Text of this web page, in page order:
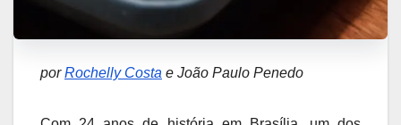
porRochelly Costa e João Paulo Penedo